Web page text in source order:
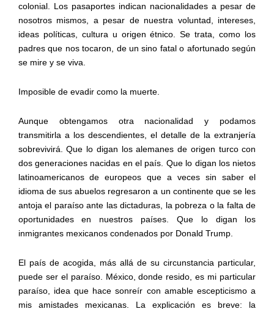
colonial. Los pasaportes indican nacionalidades a pesar de
nosotros mismos, a pesar de nuestra voluntad, intereses,
ideas políticas, cultura u origen étnico. Se trata, como los
padres que nos tocaron, de un sino fatal o afortunado según
se mire y se viva.
Imposible de evadir como la muerte.
Aunque obtengamos otra nacionalidad y podamos
transmitirla a los descendientes, el detalle de la extranjería
sobrevivirá. Que lo digan los alemanes de origen turco con
dos generaciones nacidas en el país. Que lo digan los nietos
latinoamericanos de europeos que a veces sin saber el
idioma de sus abuelos regresaron a un continente que se les
antoja el paraíso ante las dictaduras, la pobreza o la falta de
oportunidades en nuestros países. Que lo digan los
inmigrantes mexicanos condenados por Donald Trump.
El país de acogida, más allá de su circunstancia particular,
puede ser el paraíso. México, donde resido, es mi particular
paraíso, idea que hace sonreír con amable escepticismo a
mis amistades mexicanas. La explicación es breve: la